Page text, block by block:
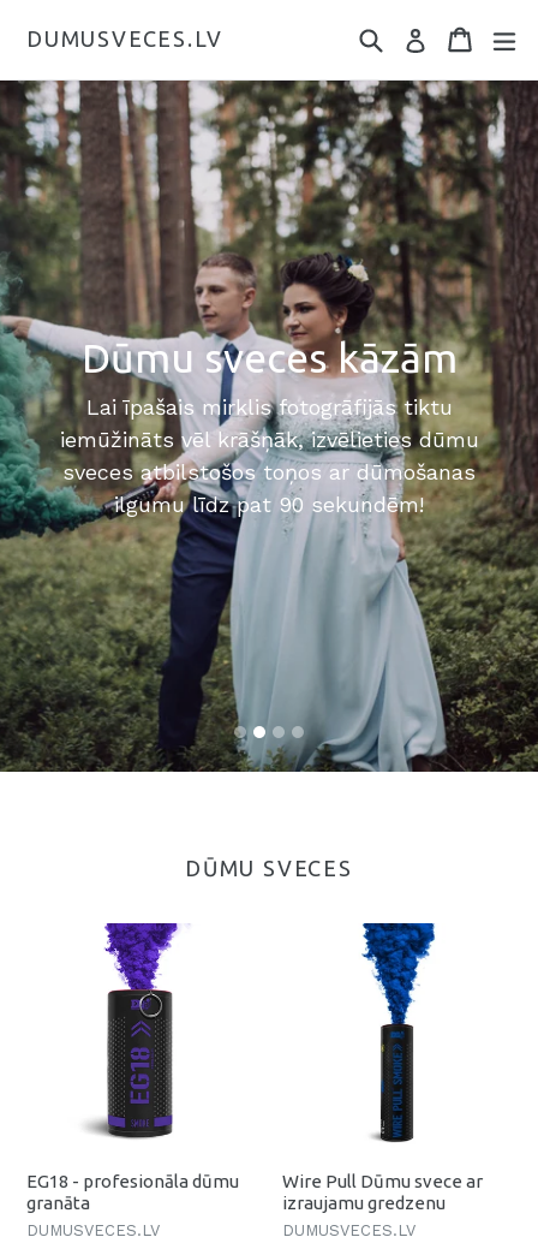
DUMUSVECES.LV
Dūmu sveces kāzām
Lai īpašais mirklis fotogrāfijās tiktu
iemūžināts vēl krāšņāk, izvēlieties dūmu
sveces atbilstošos toņos ar dūmošanas
ilgumu līdz pat 90 sekundēm!
DŪMU SVECES
EG18 - profesionāla dūmu
granāta
DUMUSVECES.LV
Wire Pull Dūmu svece ar
izraujamu gredzenu
DUMUSVECES.LV